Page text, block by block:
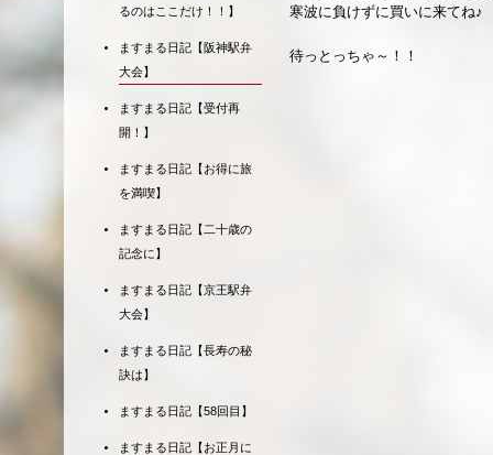
寒波に負けずに買いに来てね♪
待っとっちゃ～！！
るのはここだけ！！】
ますまる日記【阪神駅弁
大会】
ますまる日記【受付再
開！】
ますまる日記【お得に旅
を満喫】
ますまる日記【二十歳の
記念に】
ますまる日記【京王駅弁
大会】
ますまる日記【長寿の秘
訣は】
ますまる日記【58回目】
ますまる日記【お正月に